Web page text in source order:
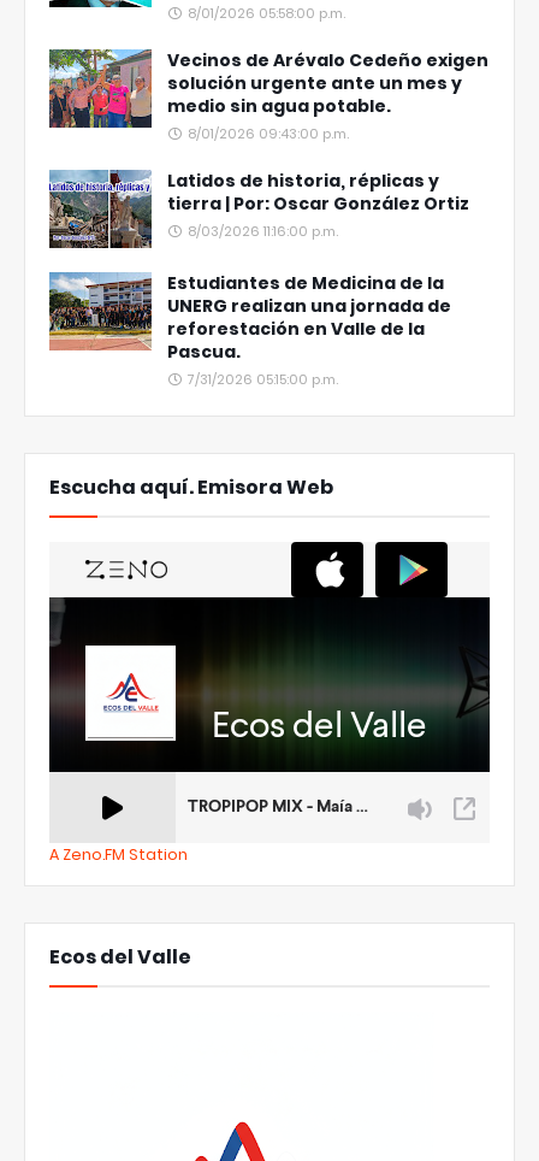
8/01/2026 05:58:00 p.m.
Vecinos de Arévalo Cedeño exigen
solución urgente ante un mes y
medio sin agua potable.
8/01/2026 09:43:00 p.m.
Latidos de historia, réplicas y
tierra | Por: Oscar González Ortiz
8/03/2026 11:16:00 p.m.
Estudiantes de Medicina de la
UNERG realizan una jornada de
reforestación en Valle de la
Pascua.
7/31/2026 05:15:00 p.m.
Escucha aquí. Emisora Web
A Zeno.FM Station
Ecos del Valle